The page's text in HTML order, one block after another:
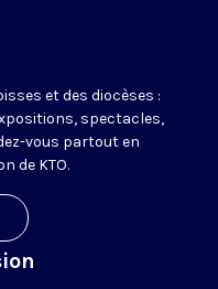
et des diocèses :
spectacles,
vous partout en
de KTO.